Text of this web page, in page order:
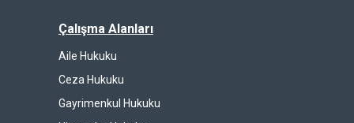
Çalışma Alanları
Aile Hukuku
Ceza Hukuku
Gayrimenkul Hukuku